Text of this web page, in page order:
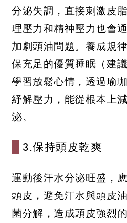
分泌失調，直接刺激皮
理壓力和精神壓力也會
加劇頭油問題。養成規
保充足的優質睡眠（建
學習放鬆心情，透過瑜
紓解壓力，能從根本上
泌。
3.保持頭皮乾爽
運動後汗水分泌旺盛，
頭皮，避免汗水與頭皮
菌分解，造成頭皮強烈